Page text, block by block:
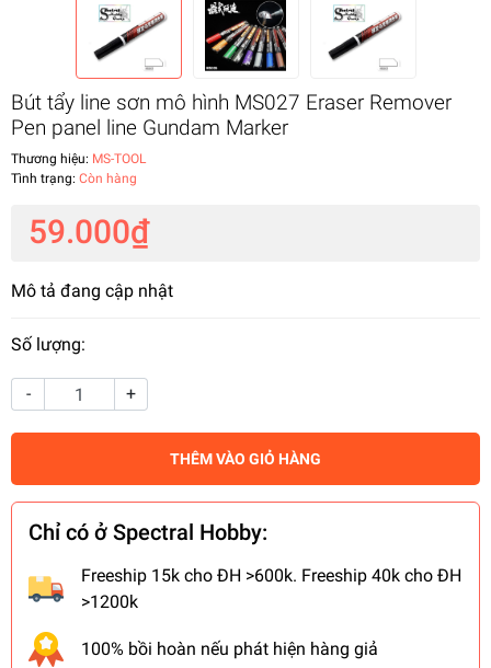
Bút tẩy line sơn mô hình MS027 Eraser Remover
Pen panel line Gundam Marker
Thương hiệu: MS-TOOL
Tình trạng: Còn hàng
59.000₫
Mô tả đang cập nhật
Số lượng:
- +
THÊM VÀO GIỎ HÀNG
Chỉ có ở Spectral Hobby:
Freeship 15k cho ĐH >600k. Freeship 40k cho ĐH
>1200k
100% bồi hoàn nếu phát hiện hàng giả